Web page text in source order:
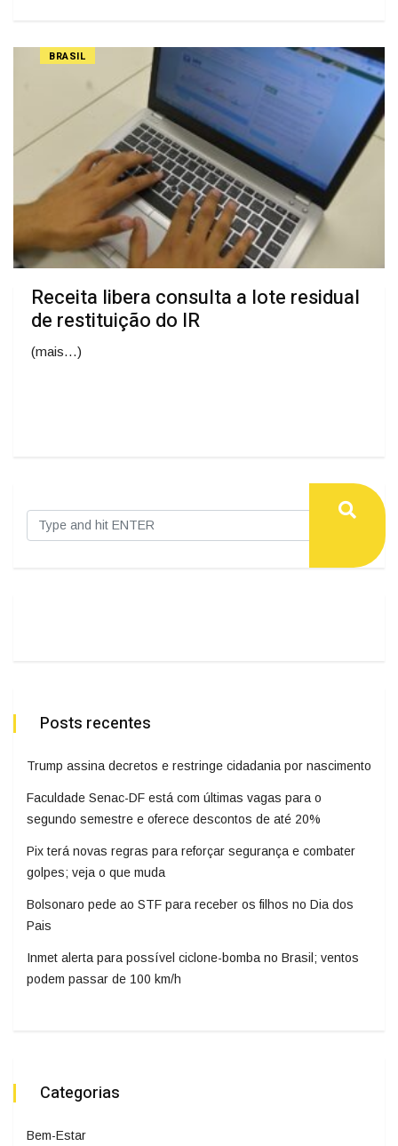
BRASIL
Receita libera consulta a lote residual
de restituição do IR
(mais…)
Posts recentes
Trump assina decretos e restringe cidadania por nascimento
Faculdade Senac-DF está com últimas vagas para o
segundo semestre e oferece descontos de até 20%
Pix terá novas regras para reforçar segurança e combater
golpes; veja o que muda
Bolsonaro pede ao STF para receber os filhos no Dia dos
Pais
Inmet alerta para possível ciclone-bomba no Brasil; ventos
podem passar de 100 km/h
Categorias
Bem-Estar